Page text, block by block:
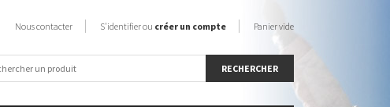
Nous contacter S'identifier ou créer un compte Panier vide